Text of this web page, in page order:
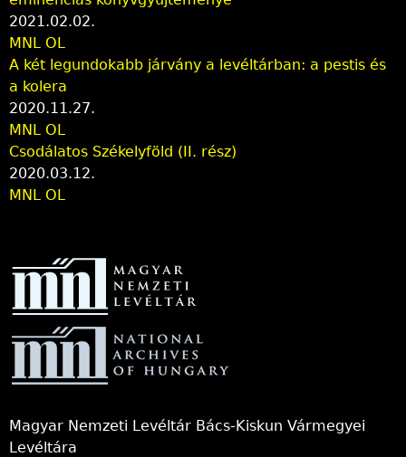
2021.02.02.
MNL OL
A két legundokabb járvány a levéltárban: a pestis és
a kolera
2020.11.27.
MNL OL
Csodálatos Székelyföld (II. rész)
2020.03.12.
MNL OL
Magyar Nemzeti Levéltár Bács-Kiskun Vármegyei
Levéltára